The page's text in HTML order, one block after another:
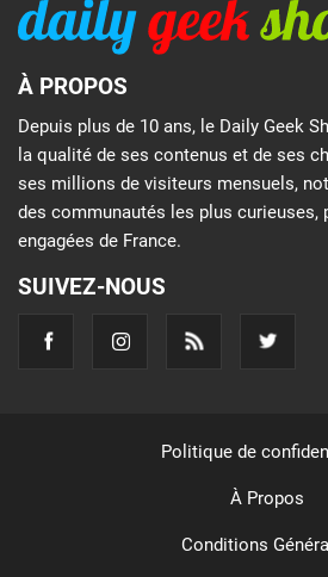
À PROPOS
Depuis plus de 10 ans, le Daily Geek
la qualité de ses contenus et de ses
ses millions de visiteurs mensuels,
des communautés les plus curieuses,
engagées de France.
SUIVEZ-NOUS
Politique de
À Propos
Conditions